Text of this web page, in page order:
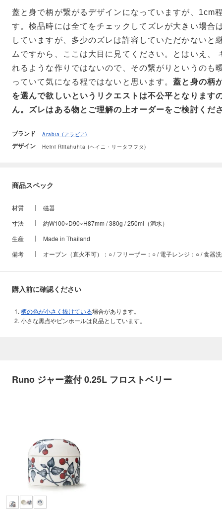
蓋と身で柄が繋がるデザインになっていますが、1cm
す。検品時には全てをチェックしてズレが大きい場合
していますが、多少のズレは許容していただかないと
ムですから、ここは大目に見てください。とはいえ、
れるような作りではないので、その繋がりというのも
っていて気になる程ではないと思います。蓋と身の柄
を選んで欲しいというリクエストは不公平となります
ん。ズレはある物とご理解の上オーダーをご検討くだ
ブランド Arabia (アラビア)
デザイン Heini Riitahuhta (ヘイニ・リータフフタ)
商品スペック
材質
磁器
寸法
約W100×D90×H87mm / 380g / 250ml（満水）
生産
Made in Thailand
備考
オーブン（直火不可）：○ / フリーザー：○ / 電子レンジ：○ / 食器
購入前に確認ください
柄の色が小さく抜けている場合があります。
小さな黒点やピンホールは良品としています。
Runo ジャー蓋付 0.25L フロストベリー